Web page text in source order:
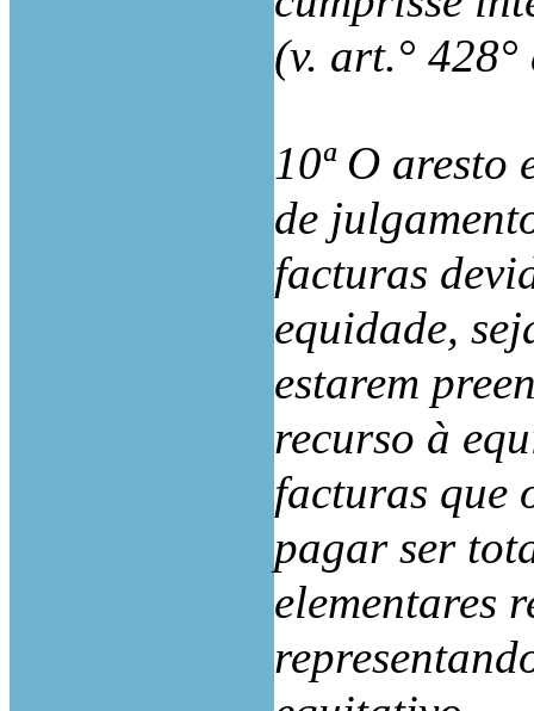
(v. art.°
10ª O aresto
de
facturas
equidade,
estarem
recurso à
facturas que
pagar ser
elementares